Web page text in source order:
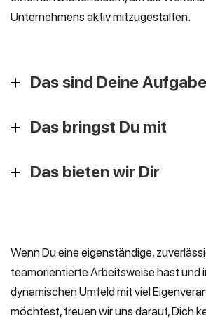
Unternehmens aktiv mitzugestalten.
Das sind Deine
Das bringst Du mit
Das bieten wir Dir
Wenn Du eine eigenständige,
teamorientierte Arbeitsweise hast und
dynamischen Umfeld mit viel
möchtest, freuen wir uns darauf, Dich